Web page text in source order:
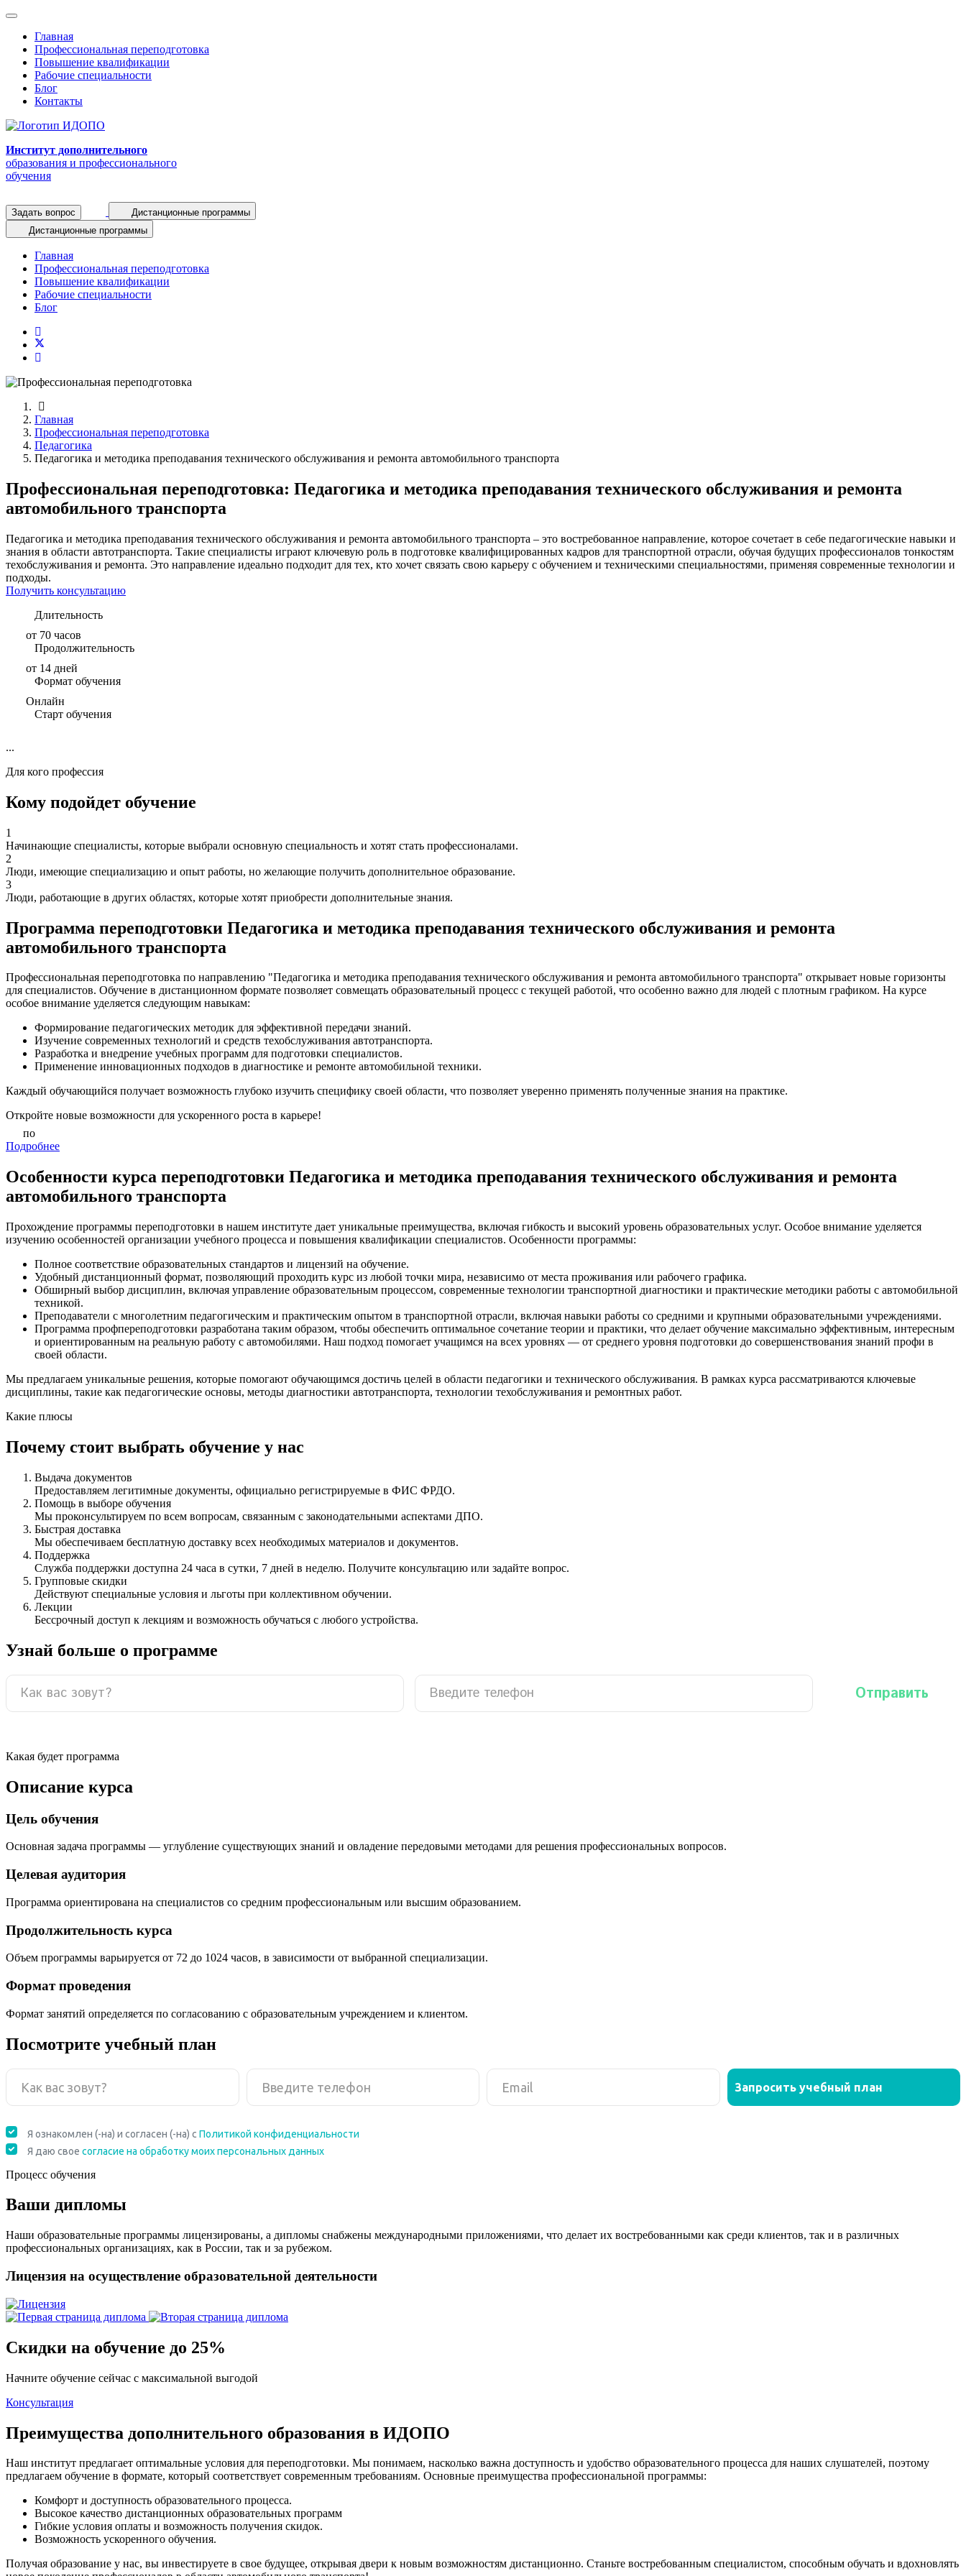
Главная
Профессиональная переподготовка
Повышение квалификации
Рабочие специальности
Блог
Контакты
Институт дополнительного
образования и профессионального
обучения
Задать вопрос
Дистанционные программы
Дистанционные программы
Главная
Профессиональная переподготовка
Повышение квалификации
Рабочие специальности
Блог
Главная
Профессиональная переподготовка
Педагогика
Педагогика и методика преподавания технического обслуживания и ремонта автомобильного транспорта
Профессиональная переподготовка: Педагогика и методика преподавания технического обслуживания и ремонта
автомобильного транспорта
Педагогика и методика преподавания технического обслуживания и ремонта автомобильного транспорта – это востребованное направление, которое сочетает в себе педагогические навыки и
знания в области автотранспорта. Такие специалисты играют ключевую роль в подготовке квалифицированных кадров для транспортной отрасли, обучая будущих профессионалов тонкостям
техобслуживания и ремонта. Это направление идеально подходит для тех, кто хочет связать свою карьеру с обучением и техническими специальностями, применяя современные технологии и
подходы.
Получить консультацию
Длительность
от 70 часов
Продолжительность
от 14 дней
Формат обучения
Онлайн
Старт обучения
...
Для кого профессия
Кому подойдет обучение
1
Начинающие специалисты, которые выбрали основную специальность и хотят стать профессионалами.
2
Люди, имеющие специализацию и опыт работы, но желающие получить дополнительное образование.
3
Люди, работающие в других областях, которые хотят приобрести дополнительные знания.
Программа переподготовки Педагогика и методика преподавания технического обслуживания и ремонта
автомобильного транспорта
Профессиональная переподготовка по направлению "Педагогика и методика преподавания технического обслуживания и ремонта автомобильного транспорта" открывает новые горизонты
для специалистов. Обучение в дистанционном формате позволяет совмещать образовательный процесс с текущей работой, что особенно важно для людей с плотным графиком. На курсе
особое внимание уделяется следующим навыкам:
Формирование педагогических методик для эффективной передачи знаний.
Изучение современных технологий и средств техобслуживания автотранспорта.
Разработка и внедрение учебных программ для подготовки специалистов.
Применение инновационных подходов в диагностике и ремонте автомобильной техники.
Каждый обучающийся получает возможность глубоко изучить специфику своей области, что позволяет уверенно применять полученные знания на практике.
Откройте новые возможности для ускоренного роста в карьере!
по
Подробнее
Особенности курса переподготовки Педагогика и методика преподавания технического обслуживания и ремонта
автомобильного транспорта
Прохождение программы переподготовки в нашем институте дает уникальные преимущества, включая гибкость и высокий уровень образовательных услуг. Особое внимание уделяется
изучению особенностей организации учебного процесса и повышения квалификации специалистов. Особенности программы:
Полное соответствие образовательных стандартов и лицензий на обучение.
Удобный дистанционный формат, позволяющий проходить курс из любой точки мира, независимо от места проживания или рабочего графика.
Обширный выбор дисциплин, включая управление образовательным процессом, современные технологии транспортной диагностики и практические методики работы с автомобильной
техникой.
Преподаватели с многолетним педагогическим и практическим опытом в транспортной отрасли, включая навыки работы со средними и крупными образовательными учреждениями.
Программа профпереподготовки разработана таким образом, чтобы обеспечить оптимальное сочетание теории и практики, что делает обучение максимально эффективным, интересным
и ориентированным на реальную работу с автомобилями. Наш подход помогает учащимся на всех уровнях — от среднего уровня подготовки до совершенствования знаний профи в
своей области.
Мы предлагаем уникальные решения, которые помогают обучающимся достичь целей в области педагогики и технического обслуживания. В рамках курса рассматриваются ключевые
дисциплины, такие как педагогические основы, методы диагностики автотранспорта, технологии техобслуживания и ремонтных работ.
Какие плюсы
Почему стоит выбрать обучение у нас
Выдача документов
Предоставляем легитимные документы, официально регистрируемые в ФИС ФРДО.
Помощь в выборе обучения
Мы проконсультируем по всем вопросам, связанным с законодательными аспектами ДПО.
Быстрая доставка
Мы обеспечиваем бесплатную доставку всех необходимых материалов и документов.
Поддержка
Служба поддержки доступна 24 часа в сутки, 7 дней в неделю. Получите консультацию или задайте вопрос.
Групповые скидки
Действуют специальные условия и льготы при коллективном обучении.
Лекции
Бессрочный доступ к лекциям и возможность обучаться с любого устройства.
Узнай больше о программе
Какая будет программа
Описание курса
Цель обучения
Основная задача программы — углубление существующих знаний и овладение передовыми методами для решения профессиональных вопросов.
Целевая аудитория
Программа ориентирована на специалистов со средним профессиональным или высшим образованием.
Продолжительность курса
Объем программы варьируется от 72 до 1024 часов, в зависимости от выбранной специализации.
Формат проведения
Формат занятий определяется по согласованию с образовательным учреждением и клиентом.
Посмотрите учебный план
Процесс обучения
Ваши дипломы
Наши образовательные программы лицензированы, а дипломы снабжены международными приложениями, что делает их востребованными как среди клиентов, так и в различных
профессиональных организациях, как в России, так и за рубежом.
Лицензия на осуществление образовательной деятельности
Скидки на обучение до 25%
Начните обучение сейчас с максимальной выгодой
Консультация
Преимущества дополнительного образования в ИДОПО
Наш институт предлагает оптимальные условия для переподготовки. Мы понимаем, насколько важна доступность и удобство образовательного процесса для наших слушателей, поэтому
предлагаем обучение в формате, который соответствует современным требованиям. Основные преимущества профессиональной программы:
Комфорт и доступность образовательного процесса.
Высокое качество дистанционных образовательных программ
Гибкие условия оплаты и возможность получения скидок.
Возможность ускоренного обучения.
Получая образование у нас, вы инвестируете в свое будущее, открывая двери к новым возможностям дистанционно. Станьте востребованным специалистом, способным обучать и вдохновлять